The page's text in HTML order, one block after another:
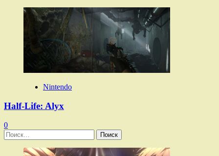
Nintendo
Half-Life: Alyx
0
Найти: